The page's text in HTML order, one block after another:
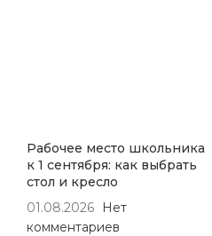
Рабочее место школьника
к 1 сентября: как выбрать
стол и кресло
01.08.2026
Нет
комментариев